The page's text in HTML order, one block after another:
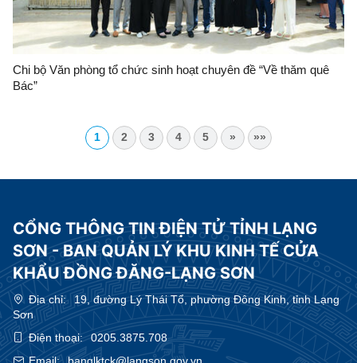
Chi bộ Văn phòng tổ chức sinh hoạt chuyên đề “Về thăm quê
Bác”
1 2 3 4 5 » »»
CỔNG THÔNG TIN ĐIỆN TỬ TỈNH LẠNG
SƠN - BAN QUẢN LÝ KHU KINH TẾ CỬA
KHẨU ĐỒNG ĐĂNG-LẠNG SƠN
Địa chỉ:
19, đường Lý Thái Tổ, phường Đông Kinh, tỉnh Lạng
Sơn
Điện thoại:
0205.3875.708